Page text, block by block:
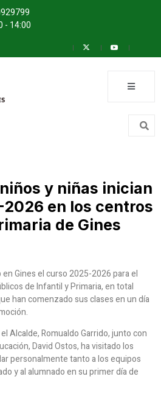
- 14:00
y niñas inician
en los centros
de Gines
Gines el curso 2025-2026 para el
de Infantil y Primaria, en total
han comenzado sus clases en un día
Alcalde, Romualdo Garrido, junto con
David Ostos, ha visitado los
personalmente tanto a los equipos
y al alumnado en su primer día de